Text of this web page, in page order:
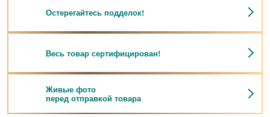
Остерегайтесь подделок!
Весь товар сертифицирован!
Живые фото
перед отправкой товара